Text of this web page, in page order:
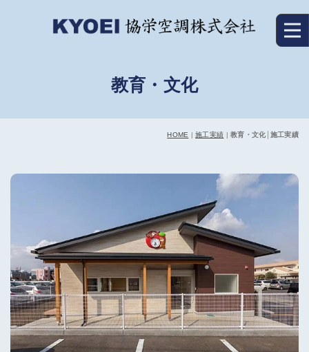
教育・文化
HOME |施工実績 |教育・文化│施工実績